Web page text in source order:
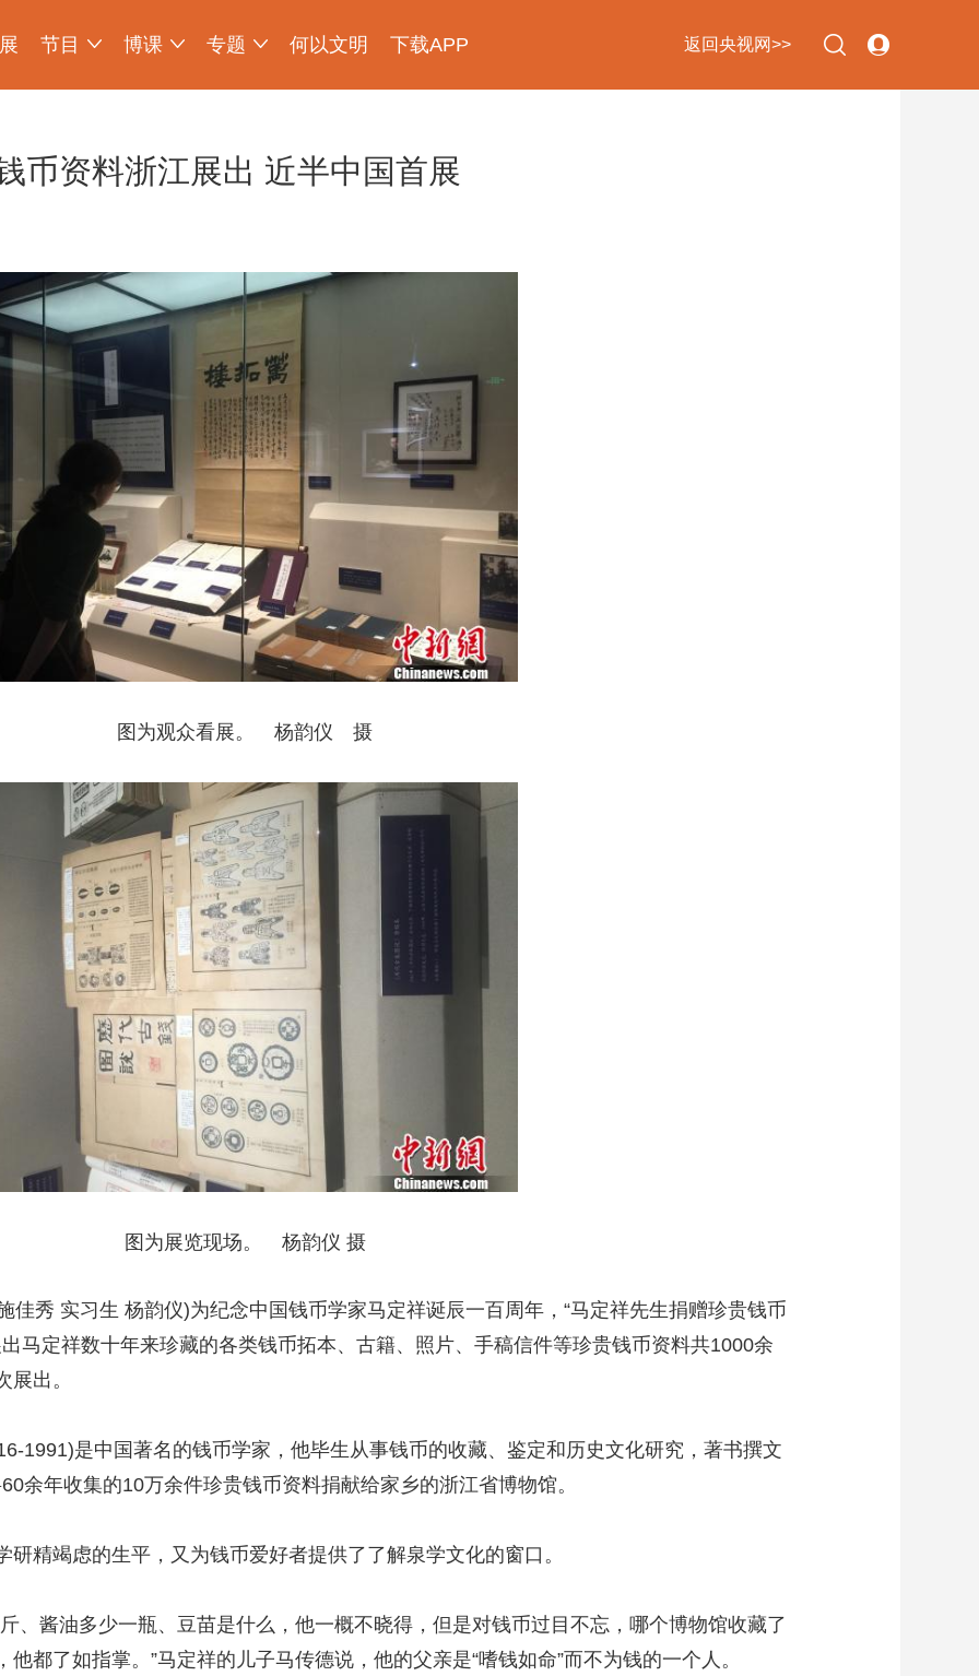
节目 博课 专题 何以文明 下载APP 返回央视网>>
币资料浙江展出 近半中国首展
图为观众看展。 杨韵仪 摄
图为展览现场。 杨韵仪 摄
实习生 杨韵仪)为纪念中国钱币学家马定祥诞辰一百周年，“马定祥先生捐赠珍贵钱币
马定祥数十年来珍藏的各类钱币拓本、古籍、照片、手稿信件等珍贵钱币资料共1000余
出。
是中国著名的钱币学家，他毕生从事钱币的收藏、鉴定和历史文化研究，著书撰文
余年收集的10万余件珍贵钱币资料捐献给家乡的浙江省博物馆。
竭虑的生平，又为钱币爱好者提供了了解泉学文化的窗口。
酱油多少一瓶、豆苗是什么，他一概不晓得，但是对钱币过目不忘，哪个博物馆收藏了
都了如指掌。”马定祥的儿子马传德说，他的父亲是“嗜钱如命”而不为钱的一个人。